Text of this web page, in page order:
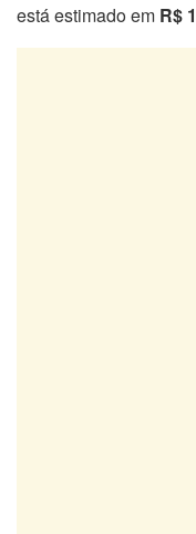
está estimado em R$